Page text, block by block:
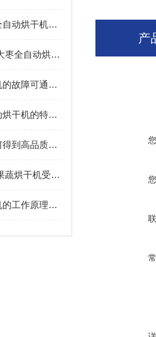
这样设计的大枣全自动烘干机保证了大枣的固有品质
正是这些优点 让大枣全自动烘干机广受欢迎
大枣全自动烘干机的故障可通过以下方法综合分析
了解了大枣全自动烘干机的特点才能更好的使用它
果蔬烘干机是如何得到高品质脱水果蔬的呢？进来看
正是这些特点 让果蔬烘干机受到大家的欢迎
大枣全自动烘干机的工作原理及优点您了解吗？
产